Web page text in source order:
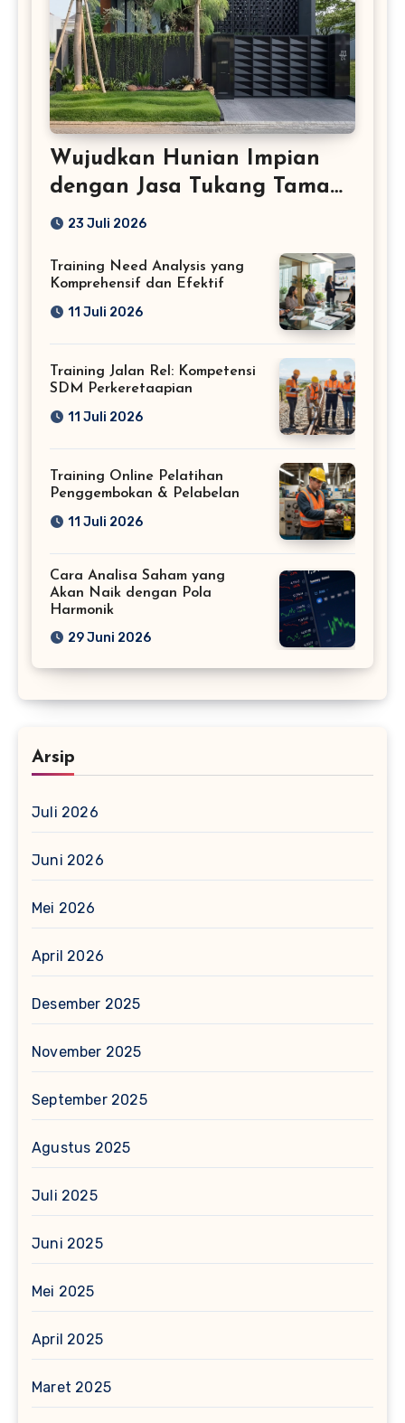
Wujudkan Hunian Impian
dengan Jasa Tukang Taman
Profesional
23 Juli 2026
Training Need Analysis yang
Komprehensif dan Efektif
11 Juli 2026
Training Jalan Rel: Kompetensi
SDM Perkeretaapian
11 Juli 2026
Training Online Pelatihan
Penggembokan & Pelabelan
11 Juli 2026
Cara Analisa Saham yang
Akan Naik dengan Pola
Harmonik
29 Juni 2026
Arsip
Juli 2026
Juni 2026
Mei 2026
April 2026
Desember 2025
November 2025
September 2025
Agustus 2025
Juli 2025
Juni 2025
Mei 2025
April 2025
Maret 2025